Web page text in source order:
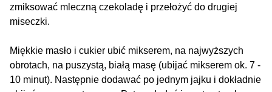
zmiksować mleczną czekoladę i przełożyć do drugiej
miseczki.
Miękkie masło i cukier ubić mikserem, na najwyższych
obrotach, na puszystą, białą masę (ubijać mikserem ok. 7 -
10 minut). Następnie dodawać po jednym jajku i dokładnie